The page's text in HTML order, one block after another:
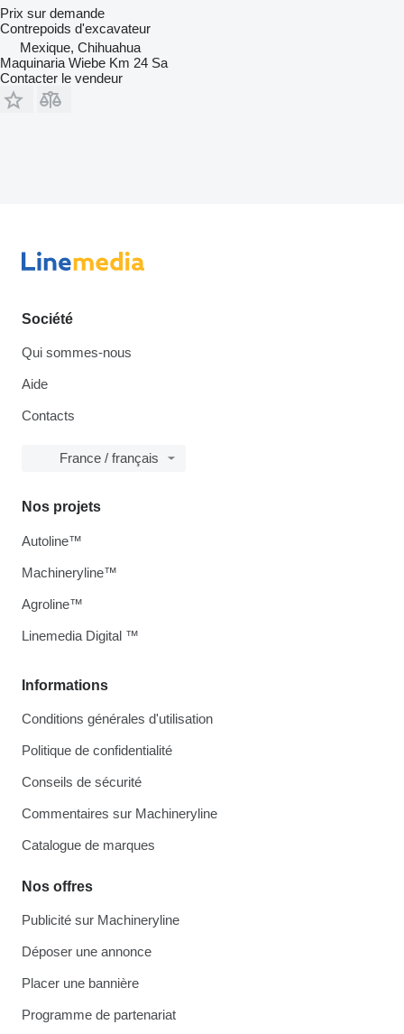
Prix sur demande
Contrepoids d'excavateur
Mexique, Chihuahua
Maquinaria Wiebe Km 24 Sa
Contacter le vendeur
Société
Qui sommes-nous
Aide
Contacts
France / français
Informations
Conditions générales d'utilisation
Politique de confidentialité
Conseils de sécurité
Commentaires sur Machineryline
Catalogue de marques
Nos offres
Publicité sur Machineryline
Déposer une annonce
Placer une bannière
Programme de partenariat
Nos projets
Autoline™
Machineryline™
Agroline™
Linemedia Digital ™